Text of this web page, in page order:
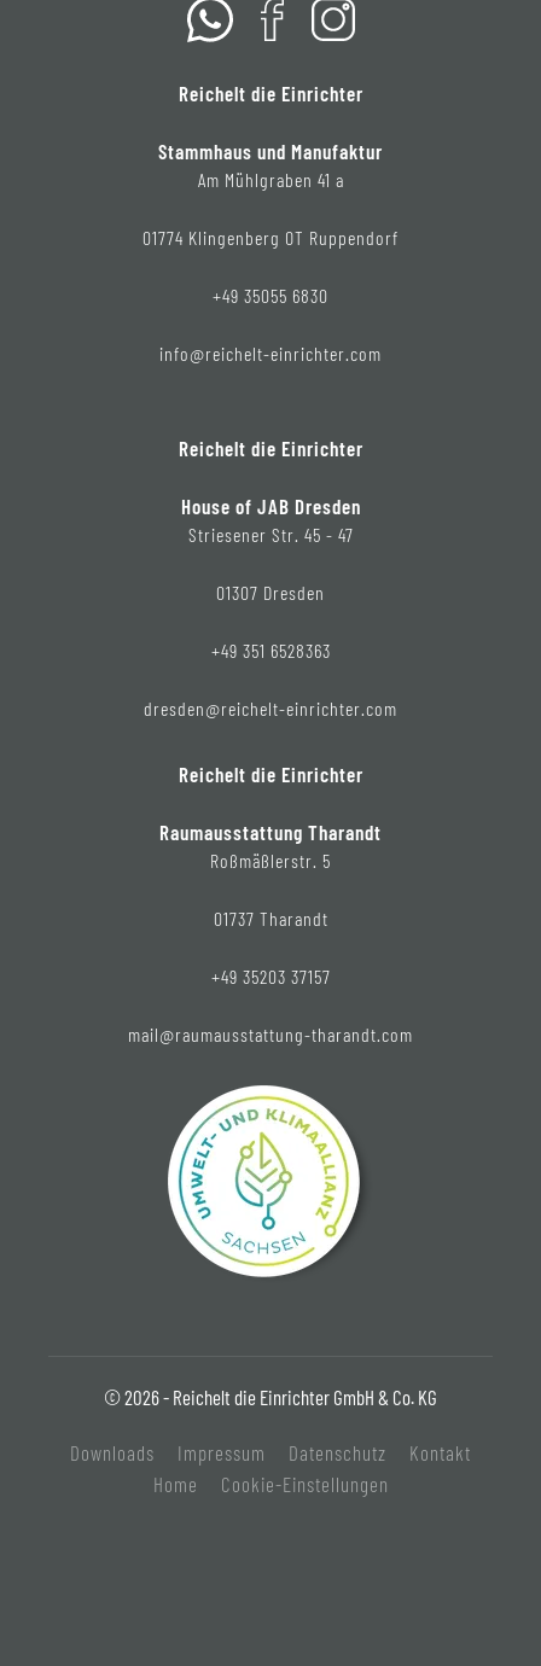
Reichelt die Einrichter
Stammhaus und Manufaktur
Am Mühlgraben 41 a
01774 Klingenberg OT Ruppendorf
+49 35055 6830
info@reichelt-einrichter.com
Reichelt die Einrichter
House of JAB Dresden
Striesener Str. 45 - 47
01307 Dresden
+49 351 6528363
dresden@reichelt-einrichter.com
Reichelt die Einrichter
Raumausstattung Tharandt
Roßmäßlerstr. 5
01737 Tharandt
+49 35203 37157
mail@raumausstattung-tharandt.com
© 2026 - Reichelt die Einrichter GmbH & Co. KG
Downloads Impressum Datenschutz
Kontakt
Home
Cookie-Einstellungen